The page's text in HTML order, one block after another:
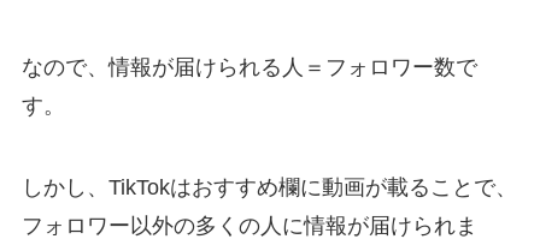
なので、情報が届けられる人＝フォロワー数で
す。
しかし、TikTokはおすすめ欄に動画が載ることで、
フォロワー以外の多くの人に情報が届けられま